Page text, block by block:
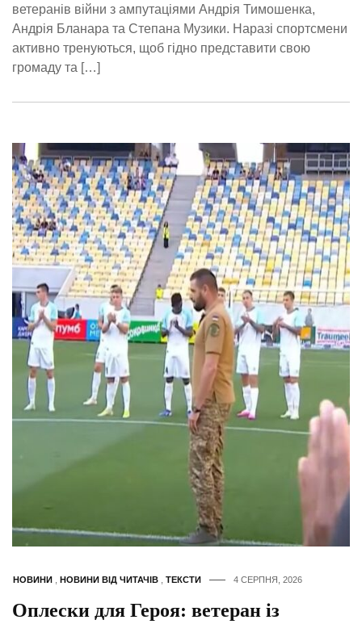
ветеранів війни з ампутаціями Андрія Тимошенка,
Андрія Бланара та Степана Музики. Наразі спортсмени
активно тренуються, щоб гідно представити свою
громаду та […]
НОВИНИ НОВИНИ ВІД ЧИТАЧІВ ТЕКСТИ 4 СЕРПНЯ, 2026
Оплески для Героя: ветеран із